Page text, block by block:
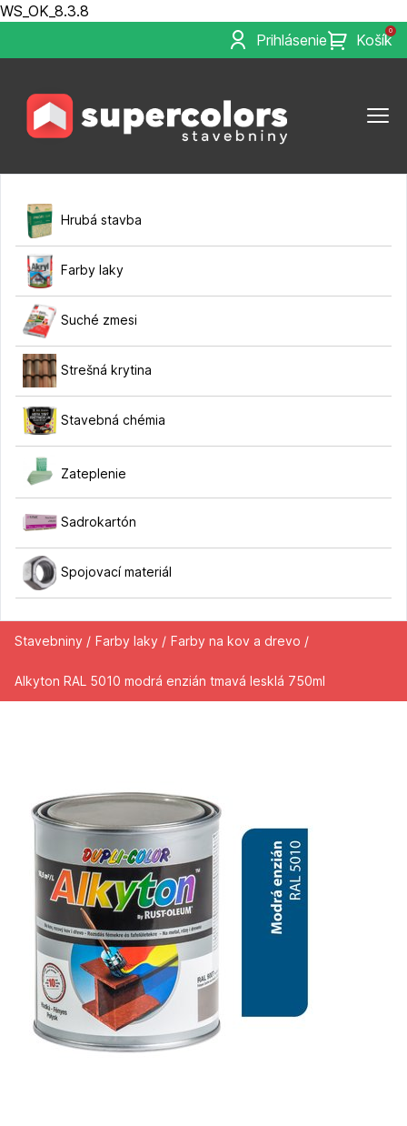
WS_OK_8.3.8
Prihlásenie
0
Košík
Hrubá stavba
Farby laky
Suché zmesi
Strešná krytina
Stavebná chémia
Zateplenie
Sadrokartón
Spojovací materiál
Stavebniny / Farby laky / Farby na kov a drevo /
Alkyton RAL 5010 modrá enzián tmavá lesklá 750ml